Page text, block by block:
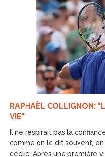
RAPHAËL COLLIGNON:
VIE"
Il ne respirait pas la
comme on le dit souvent,
déclic. Après une première